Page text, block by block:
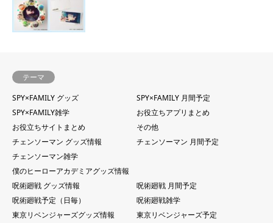
テーマ
SPY×FAMILY グッズ
SPY×FAMILY 月間予定
SPY×FAMILY雑学
お役立ちアプリまとめ
お役立ちサイトまとめ
その他
チェンソーマン グッズ情報
チェンソーマン 月間予定
チェンソーマン雑学
僕のヒーローアカデミアグッズ情報
呪術廻戦 グッズ情報
呪術廻戦 月間予定
呪術廻戦予定（日毎）
呪術廻戦雑学
東京リベンジャーズグッズ情報
東京リベンジャーズ予定